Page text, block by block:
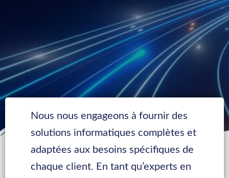
Nous nous engageons à fournir des
solutions informatiques complètes et
adaptées aux besoins spécifiques de
chaque client. En tant qu’experts en